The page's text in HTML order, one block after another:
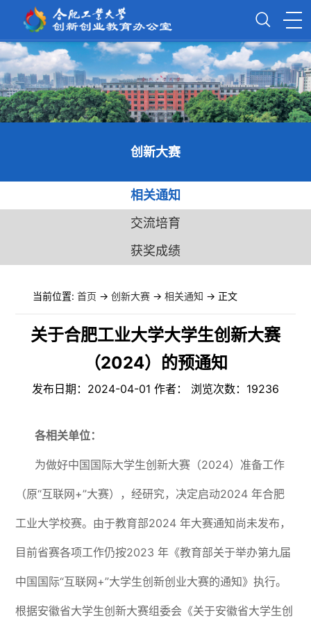
创新大赛
相关通知
交流培育
获奖成绩
当前位置:首页 ->创新大赛 ->相关通知 -> 正文
关于合肥工业大学大学生创新大赛
（2024）的预通知
发布日期：2024-04-01 作者： 浏览次数： 19236
各相关单位：
为做好中国国际大学生创新大赛（2024）准备工作
（原“互联网+”大赛），经研究，决定启动2024 年合肥
工业大学校赛。由于教育部2024 年大赛通知尚未发布，
目前省赛各项工作仍按2023 年《教育部关于举办第九届
中国国际“互联网+”大学生创新创业大赛的通知》执行。
根据安徽省大学生创新大赛组委会《关于安徽省大学生创